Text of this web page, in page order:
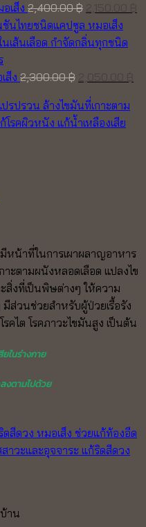
เส็ง 2,400.00฿
price
was:
ส็ง 2,300.00฿
price
was:
2,300.00 ฿.
หน้าที่ในการเผาผลาญอาหาร
ะตามผนังหลอดเลือด แปลงไข
สิ่งที่เป็นพิษต่างๆ ให้ความ
ส่วนช่วยสำหรับผู้ป่วยเรื้อรัง
คไต โรคภาวะไขมันสูง เป็นต้น
ในร่างกาย
งตามไปด้วย
าน